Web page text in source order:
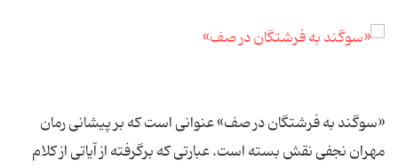
«سوگند به فرشتگان در صف» عنوانی است که بر پیشانی رمان
مهران نجفی نقش بسته است. عبارتی که برگرفته از آیاتی از کلام